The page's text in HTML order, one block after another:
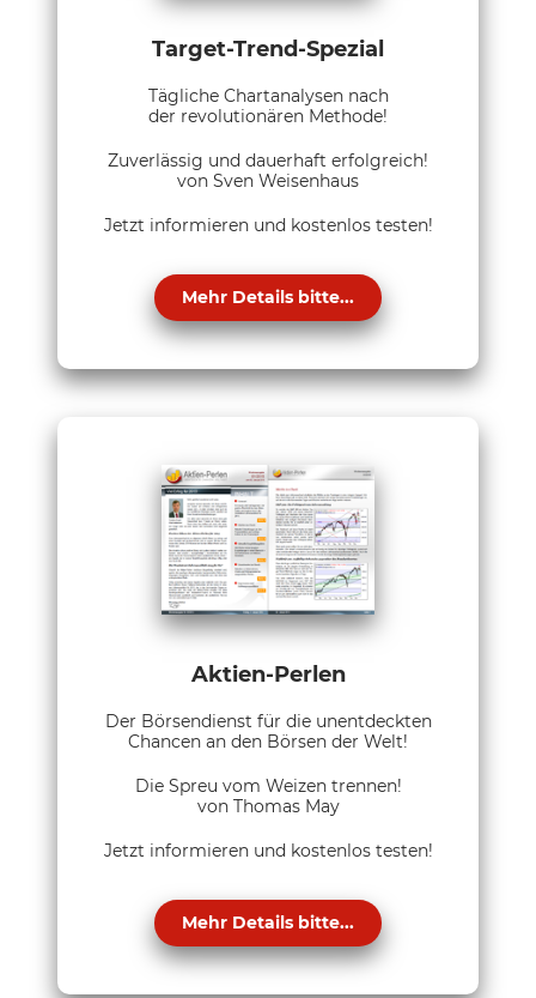
Target-Trend-Spezial
Tägliche Chartanalysen nach
der revolutionären Methode!
Zuverlässig und dauerhaft erfolgreich!
von Sven Weisenhaus
Jetzt informieren und kostenlos testen!
Mehr Details bitte...
Aktien-Perlen
Der Börsendienst für die unentdeckten
Chancen an den Börsen der Welt!
Die Spreu vom Weizen trennen!
von Thomas May
Jetzt informieren und kostenlos testen!
Mehr Details bitte...